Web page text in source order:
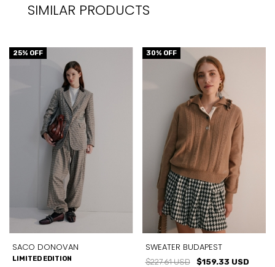
SIMILAR PRODUCTS
25% OFF
SACO DONOVAN
LIMITED EDITION
30% OFF
SWEATER BUDAPEST
$227.61 USD $159.33 USD